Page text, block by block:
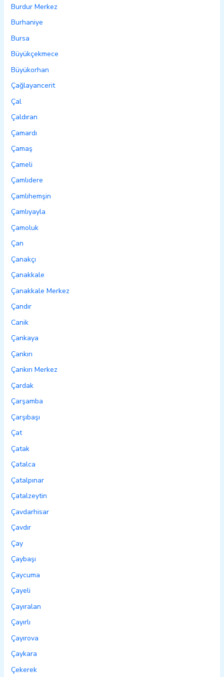
Burdur Merkez
Burhaniye
Bursa
Büyükçekmece
Büyükorhan
Çağlayancerit
Çal
Çaldıran
Çamardı
Çamaş
Çameli
Çamlıdere
Çamlıhemşin
Çamlıyayla
Çamoluk
Çan
Çanakçı
Çanakkale
Çanakkale Merkez
Çandır
Canik
Çankaya
Çankırı
Çankırı Merkez
Çardak
Çarşamba
Çarşıbaşı
Çat
Çatak
Çatalca
Çatalpınar
Çatalzeytin
Çavdarhisar
Çavdır
Çay
Çaybaşı
Çaycuma
Çayeli
Çayıralan
Çayırlı
Çayırova
Çaykara
Çekerek